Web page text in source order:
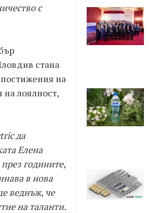
с
стана
на
на лоялност,
да
Елена
годините,
в нова
веднъж, че
на таланти.